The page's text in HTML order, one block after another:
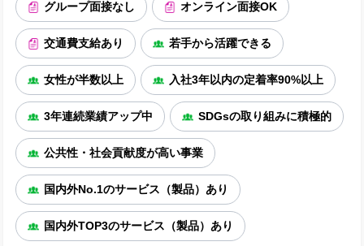
グループ面接なし オンライン面接OK
交通費支給あり 若手から活躍できる
女性が半数以上 入社3年以内の定着率90%以上
3年連続業績アップ中 SDGsの取り組みに積極的
公共性・社会貢献度が高い事業
国内外No.1のサービス（製品）あり
国内外TOP3のサービス（製品）あり